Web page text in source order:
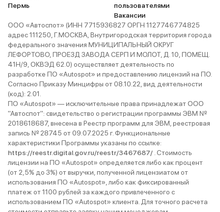
Пермь
пользователями
Вакансии
ООО «Автоспот» (ИНН 7715936827 ОРГН 1127746774825
адрес 111250, Г.МОСКВА, Внутригородская территория города
федерального значения МУНИЦИПАЛЬНЫЙ ОКРУГ
ЛЕФОРТОВО, ПРОЕЗД ЗАВОДА СЕРП И МОЛОТ, Д. 10, ПОМЕЩ.
41Н/9, ОКВЭД 62.0) осуществляет деятельность по
разработке ПО «Autospot» и предоставлению лицензий на ПО.
Согласно Приказу Минцифры от 08.10.22, вид деятельности
(код): 2.01.
ПО «Autospot» — исключительные права принадлежат ООО
"Автоспот": свидетельство о регистрации программы ЭВМ №
2018618687, внесена в Реестр программ для ЭВМ, реестровая
запись № 28745 от 09.07.2025 г. Функциональные
характеристики Программы указаны по ссылке:
https://reestr.digital.gov.ru/reestr/3467687/ . Стоимость
лицензии на ПО «Autospot» определяется либо как процент
(от 2,5% до 3%) от выручки, полученной лицензиатом от
использования ПО «Autospot», либо как фиксированный
платеж от 1100 рублей за каждого привлеченного с
использованием ПО «Autospot» клиента. Для точного расчета